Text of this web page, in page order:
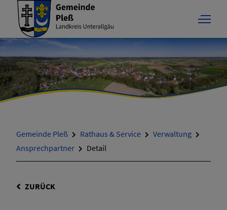
Gemeinde Pleß Rathaus & Service
Verwaltung
Ansprechpartner
Detail
ZURÜCK